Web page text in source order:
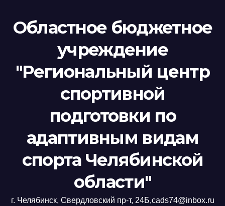
Областное бюджетное
учреждение
"Региональный центр
спортивной
подготовки по
адаптивным видам
спорта Челябинской
области"
г. Челябинск, Свердловский пр-т, 24Б,cads74@inbox.ru